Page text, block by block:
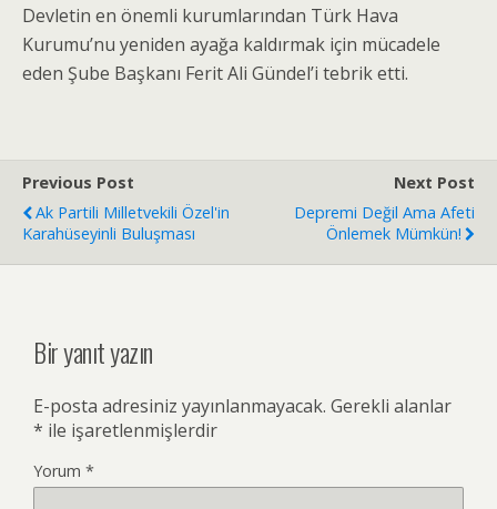
Devletin en önemli kurumlarından Türk Hava
Kurumu’nu yeniden ayağa kaldırmak için mücadele
eden Şube Başkanı Ferit Ali Gündel’i tebrik etti.
Previous Post
Ak Partili Milletvekili Özel'in
Karahüseyinli Buluşması
Next Post
Depremi Değil Ama Afeti
Önlemek Mümkün!
Bir yanıt yazın
E-posta adresiniz yayınlanmayacak. Gerekli alanlar
* ile işaretlenmişlerdir
Yorum *